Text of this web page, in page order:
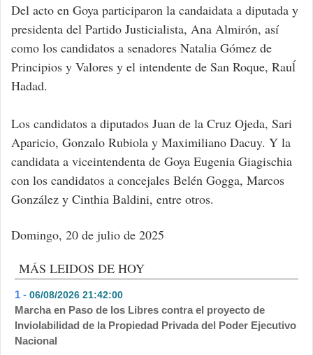
Del acto en Goya participaron la candaidata a diputada y
presidenta del Partido Justicialista, Ana Almirón, así
como los candidatos a senadores Natalia Gómez de
Principios y Valores y el intendente de San Roque, Rauĺ
Hadad.
Los candidatos a diputados Juan de la Cruz Ojeda, Sari
Aparicio, Gonzalo Rubiola y Maximiliano Dacuy. Y la
candidata a viceintendenta de Goya Eugenia Giagischia
con los candidatos a concejales Belén Gogga, Marcos
González y Cinthia Baldini, entre otros.
Domingo, 20 de julio de 2025
MÁS LEIDOS DE HOY
1 - 06/08/2026 21:42:00
Marcha en Paso de los Libres contra el proyecto de
Inviolabilidad de la Propiedad Privada del Poder Ejecutivo
Nacional